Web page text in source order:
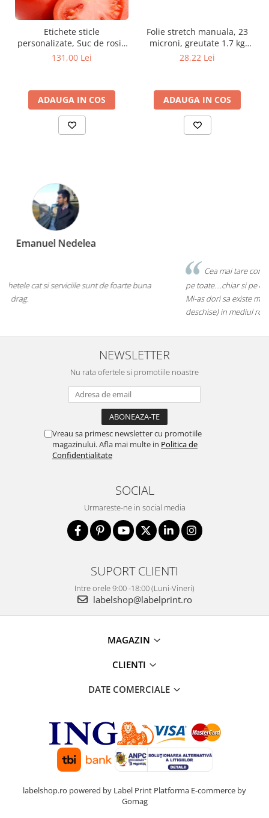
Etichete sticle
personalizate, Suc de rosii,
100x70 mm, 1000 buc/rola
131,00 Lei
ADAUGA IN COS
Folie stretch manuala, 23
microni, greutate 1.7 kg
brut, transparenta
28,22 Lei
ADAUGA IN COS
Cea mai tare companie. Ai nevoie de o eticheta? Ei stiu sa le faca
pe toate....chiar si pe cele care inca nu au ajuns pe piata mainstream.
Mi-as dori sa existe mai multe companii de acest gen (inovatoare si
deschise) in mediul romanesc de afaceri. Thumbs up! 5Stele
NEWSLETTER
Nu rata ofertele si promotiile noastre
Vreau sa primesc newsletter cu promotiile
magazinului. Afla mai multe in Politica de
Confidentialitate
SOCIAL
Urmareste-ne in social media
SUPORT CLIENTI
Intre orele 9:00 -18:00 (Luni-Vineri)
labelshop@labelprint.ro
MAGAZIN
CLIENTI
DATE COMERCIALE
labelshop.ro powered by Label Print Platforma E-commerce by
Gomag